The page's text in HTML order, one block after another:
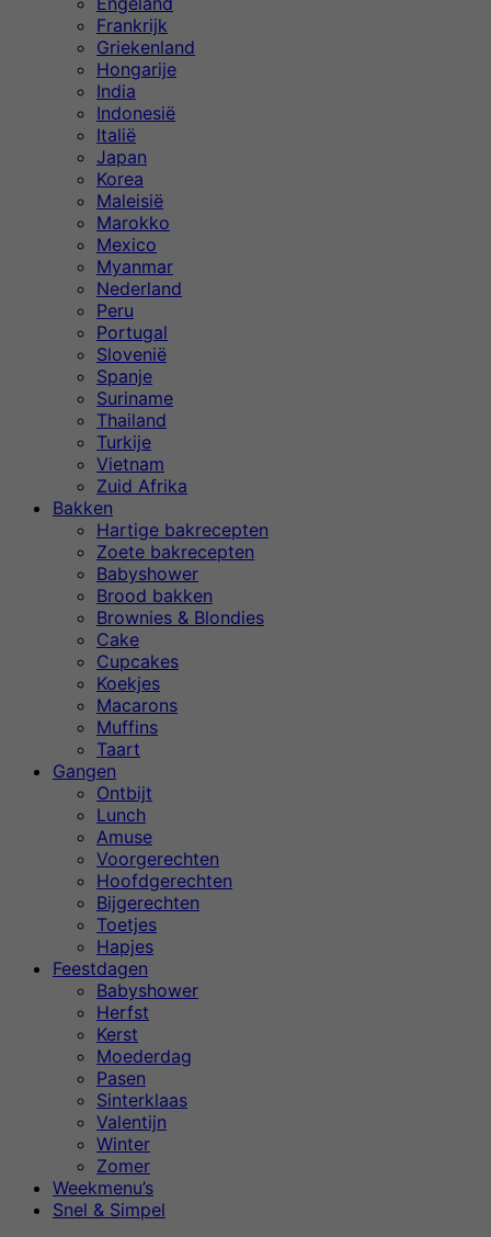
Frankrijk
Griekenland
Hongarije
India
Indonesië
Italië
Japan
Korea
Maleisië
Marokko
Mexico
Myanmar
Nederland
Peru
Portugal
Slovenië
Spanje
Suriname
Thailand
Turkije
Vietnam
Zuid Afrika
Bakken
Hartige bakrecepten
Zoete bakrecepten
Babyshower
Brood bakken
Brownies & Blondies
Cake
Cupcakes
Koekjes
Macarons
Muffins
Taart
Gangen
Ontbijt
Lunch
Amuse
Voorgerechten
Hoofdgerechten
Bijgerechten
Toetjes
Hapjes
Feestdagen
Babyshower
Herfst
Kerst
Moederdag
Pasen
Sinterklaas
Valentijn
Winter
Zomer
Weekmenu’s
Snel & Simpel